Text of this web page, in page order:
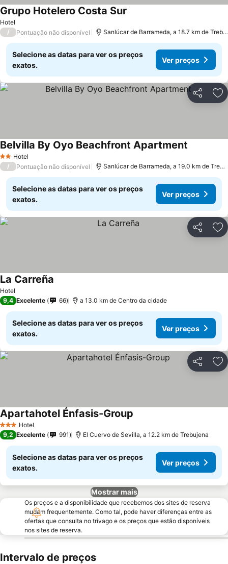
Hotel
Grupo Hotelero Costa Sur
/ Pontuação não disponível Sanlúcar de Barrameda, a 18.7 km de Trebujena
Selecione as datas para ver os preços
exatos.
Ver preços
Partilhar
2 Estrelas
Hotel
Belvilla By Oyo Beachfront Apartment
/ Pontuação não disponível Sanlúcar de Barrameda, a 19.0 km de Trebujena
Selecione as datas para ver os preços
exatos.
Ver preços
Partilhar
Hotel
La Carreña
9,4 Excelente 66 a 13.0 km de Centro da cidade
Selecione as datas para ver os preços
exatos.
Ver preços
Partilhar
3 EstrelasHotel
Apartahotel Énfasis-Group
9,2 Excelente 991 El Cuervo de Sevilla, a 12.2 km de Trebujena
Selecione as datas para ver os preços
exatos.
Ver preços
Mostrar mais
Os preços e a disponibilidade que recebemos dos sites de reserva
mudam frequentemente. Como tal, pode haver diferenças entre as
ofertas que consulta no trivago e os preços que estão disponíveis
nos sites de reserva.
Intervalo de preços